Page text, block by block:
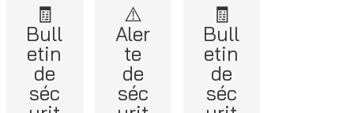
🧾
Bull
etin
de
séc
⚠️
Aler
te
de
séc
🧾
Bull
etin
de
séc